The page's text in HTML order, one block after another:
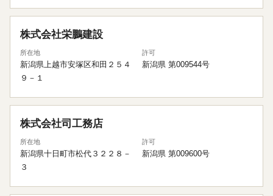
株式会社栄鵬建設
所在地
新潟県上越市安塚区和田２５４
９－１
許可
新潟県 第009544号
株式会社司工務店
所在地
新潟県十日町市松代３２２８－
３
許可
新潟県 第009600号